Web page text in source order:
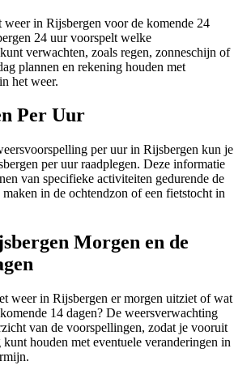
weer in Rijsbergen voor de komende 24
24 uur voorspelt welke
verwachten, zoals regen, zonneschijn of
plannen en rekening houden met
het weer.
Per Uur
per uur in Rijsbergen kun je
per uur raadplegen. Deze informatie
van specifieke activiteiten gedurende de
in de ochtendzon of een fietstocht in
Morgen en de
weer in Rijsbergen er morgen uitziet of wat
14 dagen? De weersverwachting
van de voorspellingen, zodat je vooruit
houden met eventuele veranderingen in